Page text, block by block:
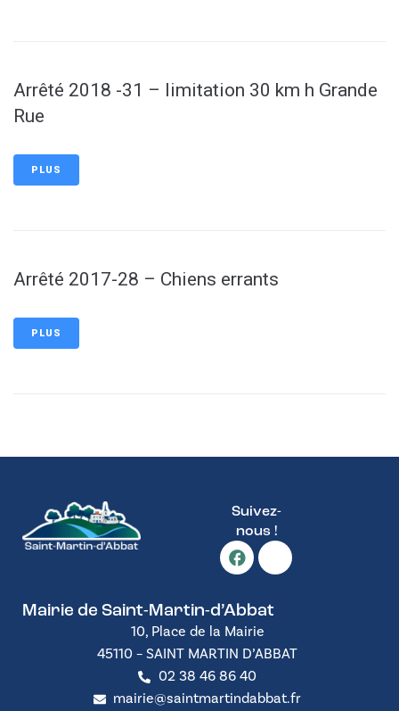
Arrêté 2018 -31 – limitation 30 km h Grande
Rue
PLUS
Arrêté 2017-28 – Chiens errants
PLUS
Suivez-
nous !
Mairie de Saint-Martin-d’Abbat
10, Place de la Mairie
45110 – SAINT MARTIN D’ABBAT
02 38 46 86 40
mairie@saintmartindabbat.fr